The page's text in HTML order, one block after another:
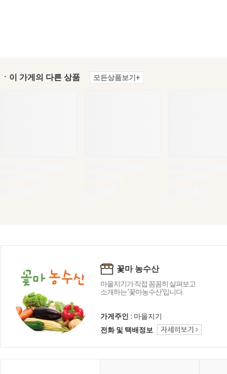
ㆍ이 가게의 다른 상품 모든상품보기+
꽃마 농수산
마을지기가 직접 꼼꼼히 살펴보고
소개하는 '꽃마농수산'입니다.
가게주인 : 마을지기
전화 및 택배정보